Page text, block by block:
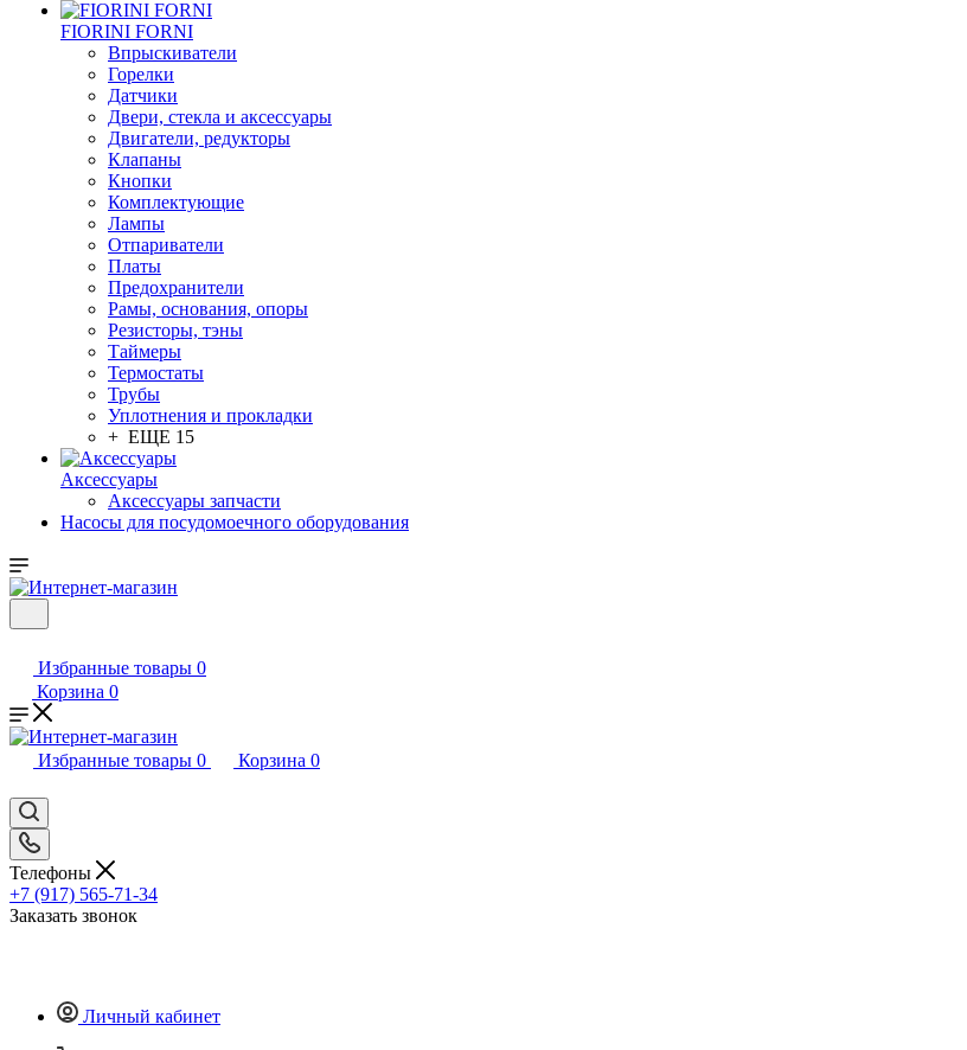
FIORINI FORNI
Впрыскиватели
Горелки
Датчики
Двери, стекла и аксессуары
Двигатели, редукторы
Клапаны
Кнопки
Комплектующие
Лампы
Отпариватели
Платы
Предохранители
Рамы, основания, опоры
Резисторы, тэны
Таймеры
Термостаты
Трубы
Уплотнения и прокладки
+ ЕЩЕ 15
Аксессуары
Аксессуары запчасти
Насосы для посудомоечного оборудования
Избранные товары 0
Корзина 0
Избранные товары 0 Корзина 0
Телефоны
+7 (917) 565-71-34
Заказать звонок
Личный кабинет